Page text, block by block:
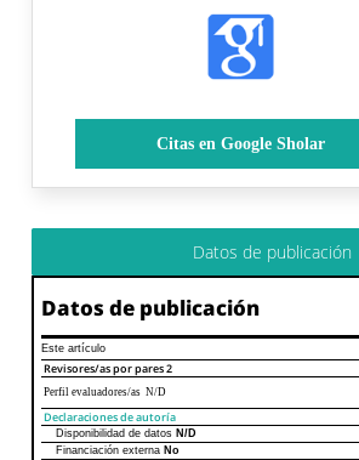
Citas en Google Sholar
Datos de publicación
Datos de publicación
Este artículo
Revisores/as por pares2
Perfil evaluadores/as N/D
Declaraciones de autoría
Declaraciones de autoríaEste artículo
Disponibilidad de datos N/D
Financiación externa No